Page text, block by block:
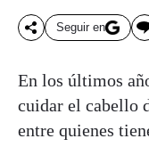
Seguir en
En los últimos
cuidar el cabello
entre quienes